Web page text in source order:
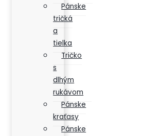
Pánske
tričká
a
tielka
Tričko
s
dlhým
rukávom
Pánske
kraťasy
Pánske